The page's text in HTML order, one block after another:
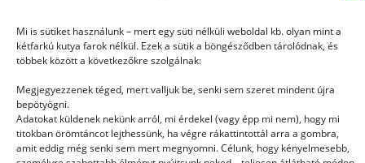
Mi is sütiket használunk – mert egy süti nélküli weboldal kb. olyan mint a
kétfarkú kutya farok nélkül. Ezek a sütik a böngésződben tárolódnak, és
többek között a következőkre szolgálnak:
Megjegyezzenek téged, mert valljuk be, senki sem szeret mindent újra
bepötyögni.
Adatokat küldenek nekünk arról, mi érdekel (vagy épp mi nem), hogy mi
titokban örömtáncot lejthessünk, ha végre rákattintottál arra a gombra,
amit eddig még senki sem mert megnyomni. Célunk, hogy kényelmesebb,